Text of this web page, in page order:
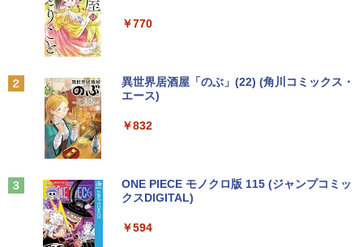
Anker Soundcore P31i ブラック
Anker Soundcore Liberty 5 ミッドナイトブ
ラック
￥14,990
￥250
BRUCE WAYNE feat. Flo Milli, ATL Jacob
[Explicit]
￥250
見知らぬ糸
￥1,112
by Amazon 天然水 ラベルレス 500ml ×24本
富士山の天然水 バナジウム含有 水 ミネラル
ットル (Smart Basic)
by Amazon 炭酸水 ラベルレス 500ml ×24本
art Basic)
￥770
異世界居酒屋「のぶ」(22) (角川コミックス・
エース)
￥832
ONE PIECE モノクロ版 115 (ジャンプコミッ
クスDIGITAL)
￥594